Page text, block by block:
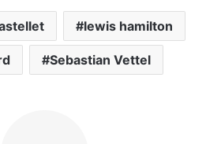
lewis hamilton
Sebastian Vettel